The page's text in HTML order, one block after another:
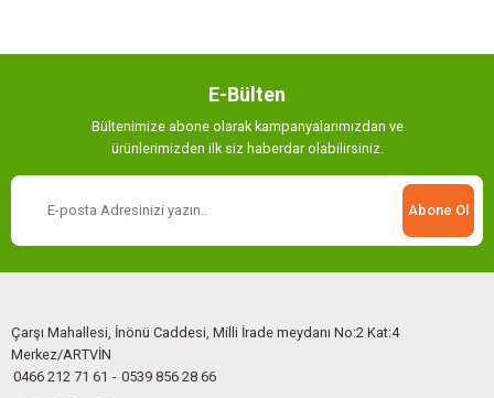
E-Bülten
Bültenimize abone olarak kampanyalarımızdan ve
ürünlerimizden ilk siz haberdar olabilirsiniz.
Abone Ol
Çarşı Mahallesi, İnönü Caddesi, Milli İrade meydanı No:2 Kat:4
Merkez/ARTVİN
0466 212 71 61 - 0539 856 28 66